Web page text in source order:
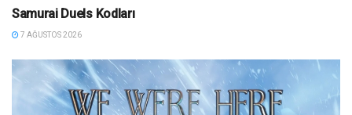
Samurai Duels Kodları
7 AĞUSTOS 2026